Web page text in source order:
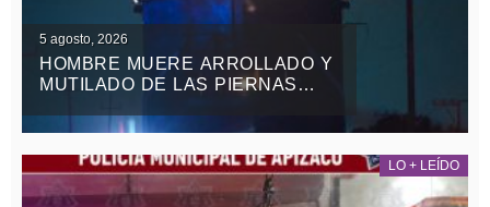
5 agosto, 2026
HOMBRE MUERE ARROLLADO Y
MUTILADO DE LAS PIERNAS
TEOLOCHOLCO
LO + LEÍDO